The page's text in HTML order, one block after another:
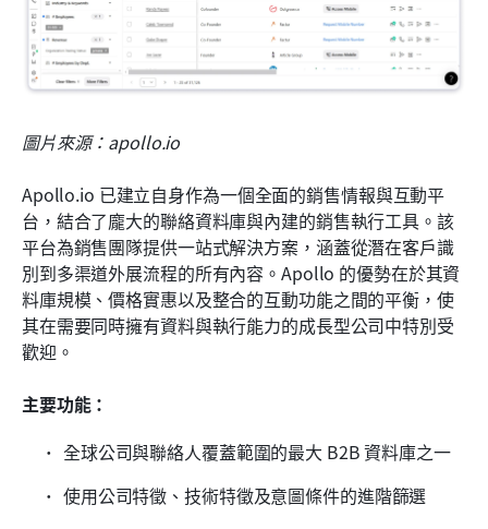
圖片來源：apollo.io
Apollo.io 已建立自身作為一個全面的銷售情報與互動平
台，結合了龐大的聯絡資料庫與內建的銷售執行工具。該
平台為銷售團隊提供一站式解決方案，涵蓋從潛在客戶識
別到多渠道外展流程的所有內容。Apollo 的優勢在於其資
料庫規模、價格實惠以及整合的互動功能之間的平衡，使
其在需要同時擁有資料與執行能力的成長型公司中特別受
歡迎。
主要功能：
全球公司與聯絡人覆蓋範圍的最大 B2B 資料庫之一
使用公司特徵、技術特徵及意圖條件的進階篩選